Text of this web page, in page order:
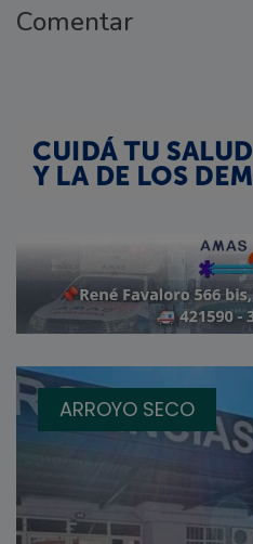
Comentar
ARROYO SECO